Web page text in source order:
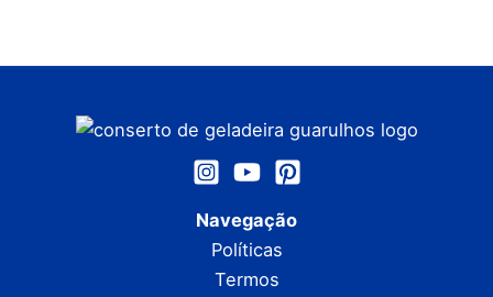
Navegação
Políticas
Termos